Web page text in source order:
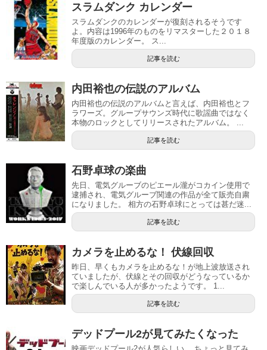
スラムダンク カレンダー
スラムダンクのカレンダーが復刻されるそうです
よ。内容は1996年のものをリマスターした２０１８
年度版のカレンダー。 ス...
記事を読む
内田裕也の伝説のアルバム
内田裕也の伝説のアルバムと言えば、内田裕也とフ
ラワーズ。グループサウンズ時代に歌謡曲ではなく
本物のロックとしてリリースされたアルバム。 ...
記事を読む
石野卓球の楽曲
先日、電気グルーブのピエール瀧がコカイン使用で
逮捕され、電気グルーブ関連の作品が全て販売自粛
になりました。 相方の石野卓球にとっては甚だ迷...
記事を読む
カメラを止めるな！ 伏線回収
昨日、早くもカメラを止めるな！が地上波放送され
ていましたが、伏線とその回収がどうなっているか
で楽しんでいる人が多かったようです。 1...
記事を読む
デッドプール2が見てみたくなった